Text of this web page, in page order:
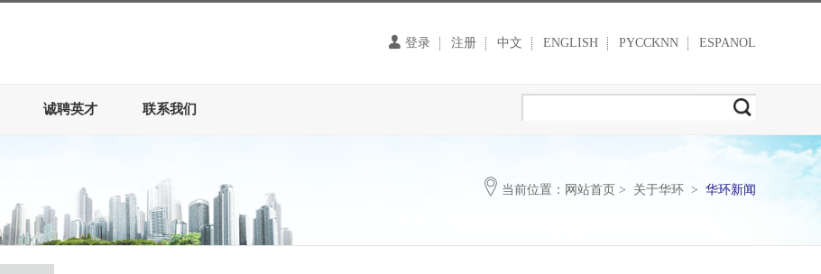
登录 注册 中文 ENGLISH PYCCKNN ESPANOL
诚聘英才 联系我们
当前位置： 网站首页 > 关于华环 > 华环新闻